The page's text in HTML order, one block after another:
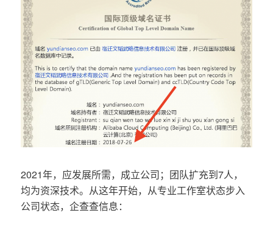
2021年，应发展所需，成立公司；团队扩充到7人，
均为资深技术。从这年开始，从专业工作室状态步入
公司状态，企查查信息：